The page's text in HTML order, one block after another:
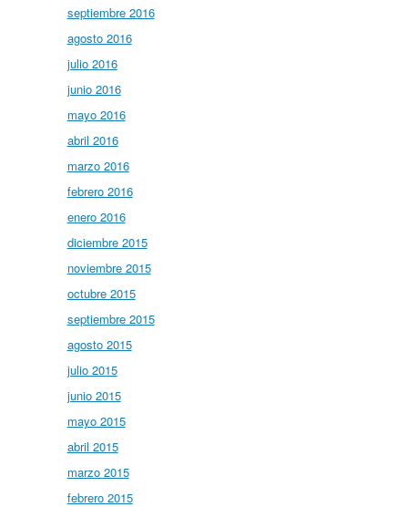
septiembre 2016
agosto 2016
julio 2016
junio 2016
mayo 2016
abril 2016
marzo 2016
febrero 2016
enero 2016
diciembre 2015
noviembre 2015
octubre 2015
septiembre 2015
agosto 2015
julio 2015
junio 2015
mayo 2015
abril 2015
marzo 2015
febrero 2015